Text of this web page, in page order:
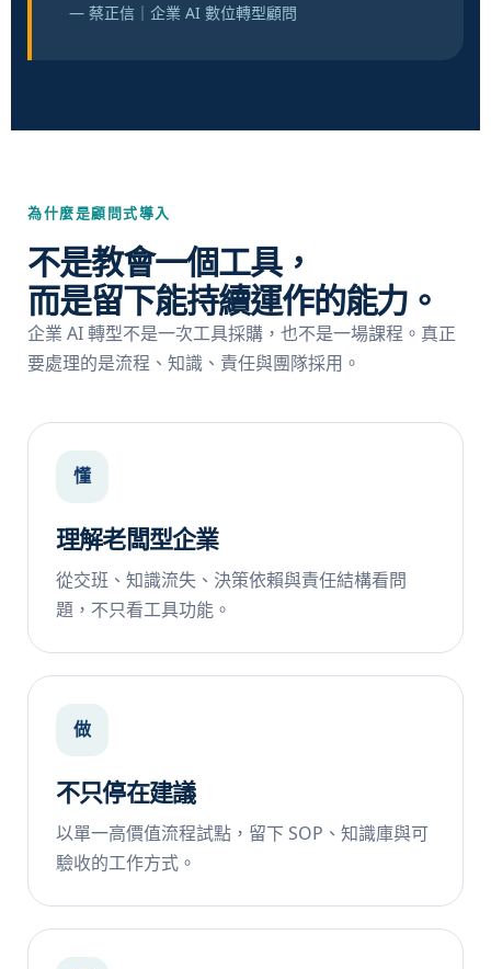
— 蔡正信｜企業 AI 數位轉型顧問
為什麼是顧問式導入
不是教會一個工具，
而是留下能持續運作的能力。
企業 AI 轉型不是一次工具採購，也不是一場課程。真正
要處理的是流程、知識、責任與團隊採用。
懂
理解老闆型企業
從交班、知識流失、決策依賴與責任結構看問
題，不只看工具功能。
做
不只停在建議
以單一高價值流程試點，留下 SOP、知識庫與可
驗收的工作方式。